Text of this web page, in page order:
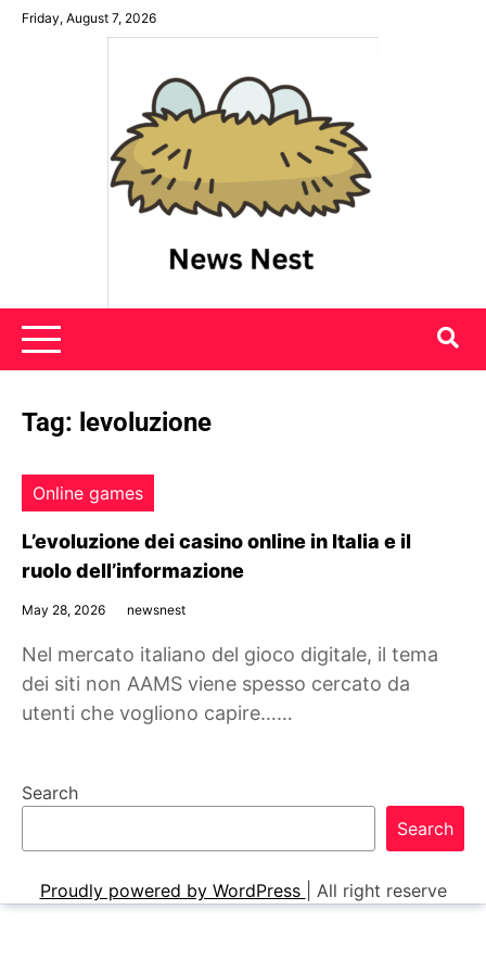
SkipFriday, August 7, 2026
News Nest
Tag: levoluzione
Online games
L’evoluzione dei casino online in Italia e il
ruolo dell’informazione
May 28, 2026 newsnest
Nel mercato italiano del gioco digitale, il tema
dei siti non AAMS viene spesso cercato da
utenti che vogliono capire……
Search
Search
Proudly powered by WordPress All right reserve